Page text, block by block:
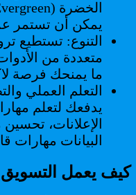
يمكن أن تستمر
التنوع: تستطيع
متعددة من
ما يمنحك فرصة
التعلم العملي
يدفعك لتعلم
الإعلانات،
البيانات مهارات
كيف يعمل